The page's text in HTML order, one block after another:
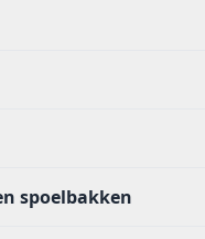
spoelbakken